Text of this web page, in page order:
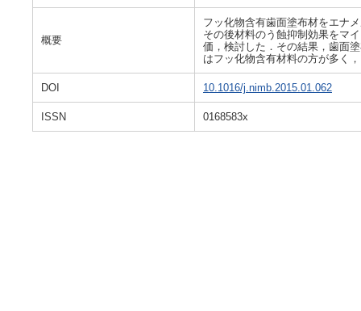
概要
フッ化物含有歯面塗布材をエナ
その後材料のう蝕抑制効果をマ
価，検討した．その結果，歯面
はフッ化物含有材料の方が多く
DOI 10.1016/j.nimb.2015.01.062
ISSN 0168583x